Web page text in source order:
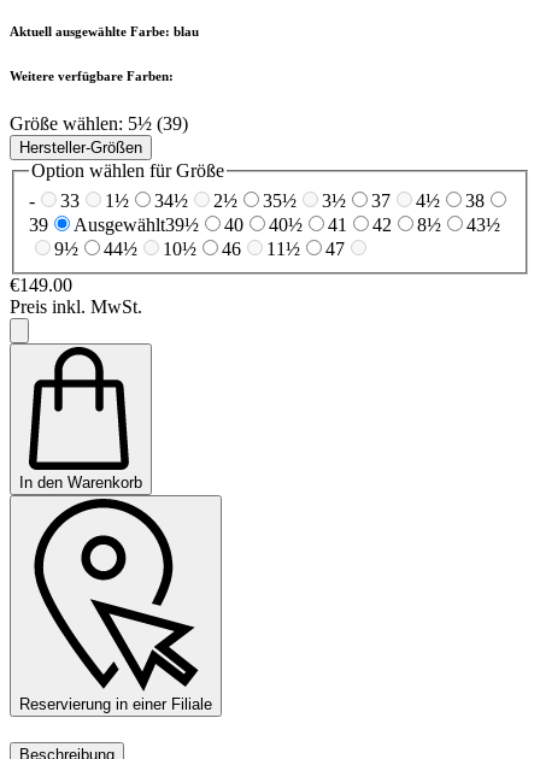
Aktuell ausgewählte Farbe: blau
Weitere verfügbare Farben:
Größe wählen: 5½ (39)
Hersteller-Größen
Option wählen für Größe
-
33 1½ 34½ 2½ 35½ 3½ 37 4½
38
39
Ausgewählt39½ 40 40½ 41 42 8½
43½
9½
44½ 10½ 46 11½
47
€149.00
Preis inkl. MwSt.
In den Warenkorb
Reservierung in einer Filiale
Beschreibung